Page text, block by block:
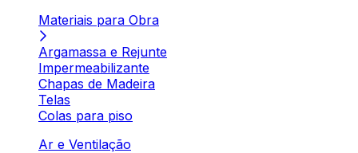
Materiais para Obra
Argamassa e Rejunte
Impermeabilizante
Chapas de Madeira
Telas
Colas para piso
Ar e Ventilação